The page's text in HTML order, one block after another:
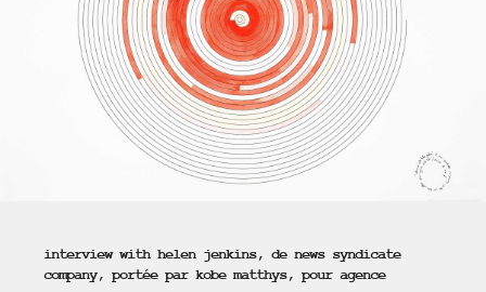
interview with helen jenkins, de news syndicate
company, portée par kobe matthys, pour agence